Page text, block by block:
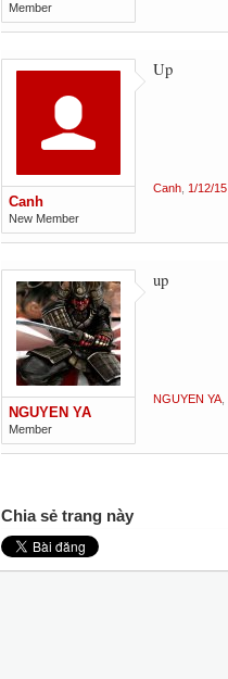
Member
Canh
New Member
Up
Canh 1/12/15
NGUYEN YA
Member
up
NGUYEN YA
Chia sẻ trang này